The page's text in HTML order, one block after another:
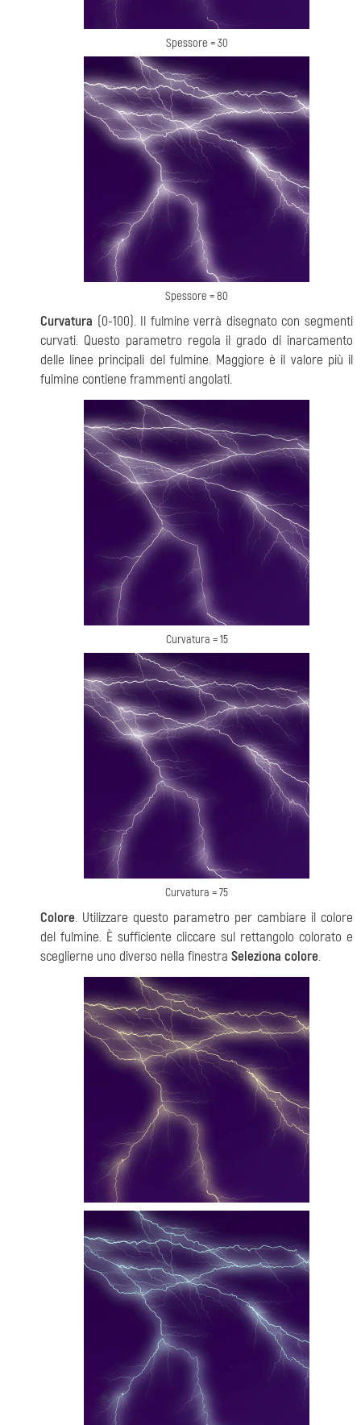
Spessore = 30
Spessore = 80
Curvatura (0-100). Il fulmine verrà disegnato con segmenti
curvati. Questo parametro regola il grado di inarcamento
delle linee principali del fulmine. Maggiore è il valore più il
fulmine contiene frammenti angolati.
Curvatura = 15
Curvatura = 75
Colore. Utilizzare questo parametro per cambiare il colore
del fulmine. È sufficiente cliccare sul rettangolo colorato e
sceglierne uno diverso nella finestra Seleziona colore.